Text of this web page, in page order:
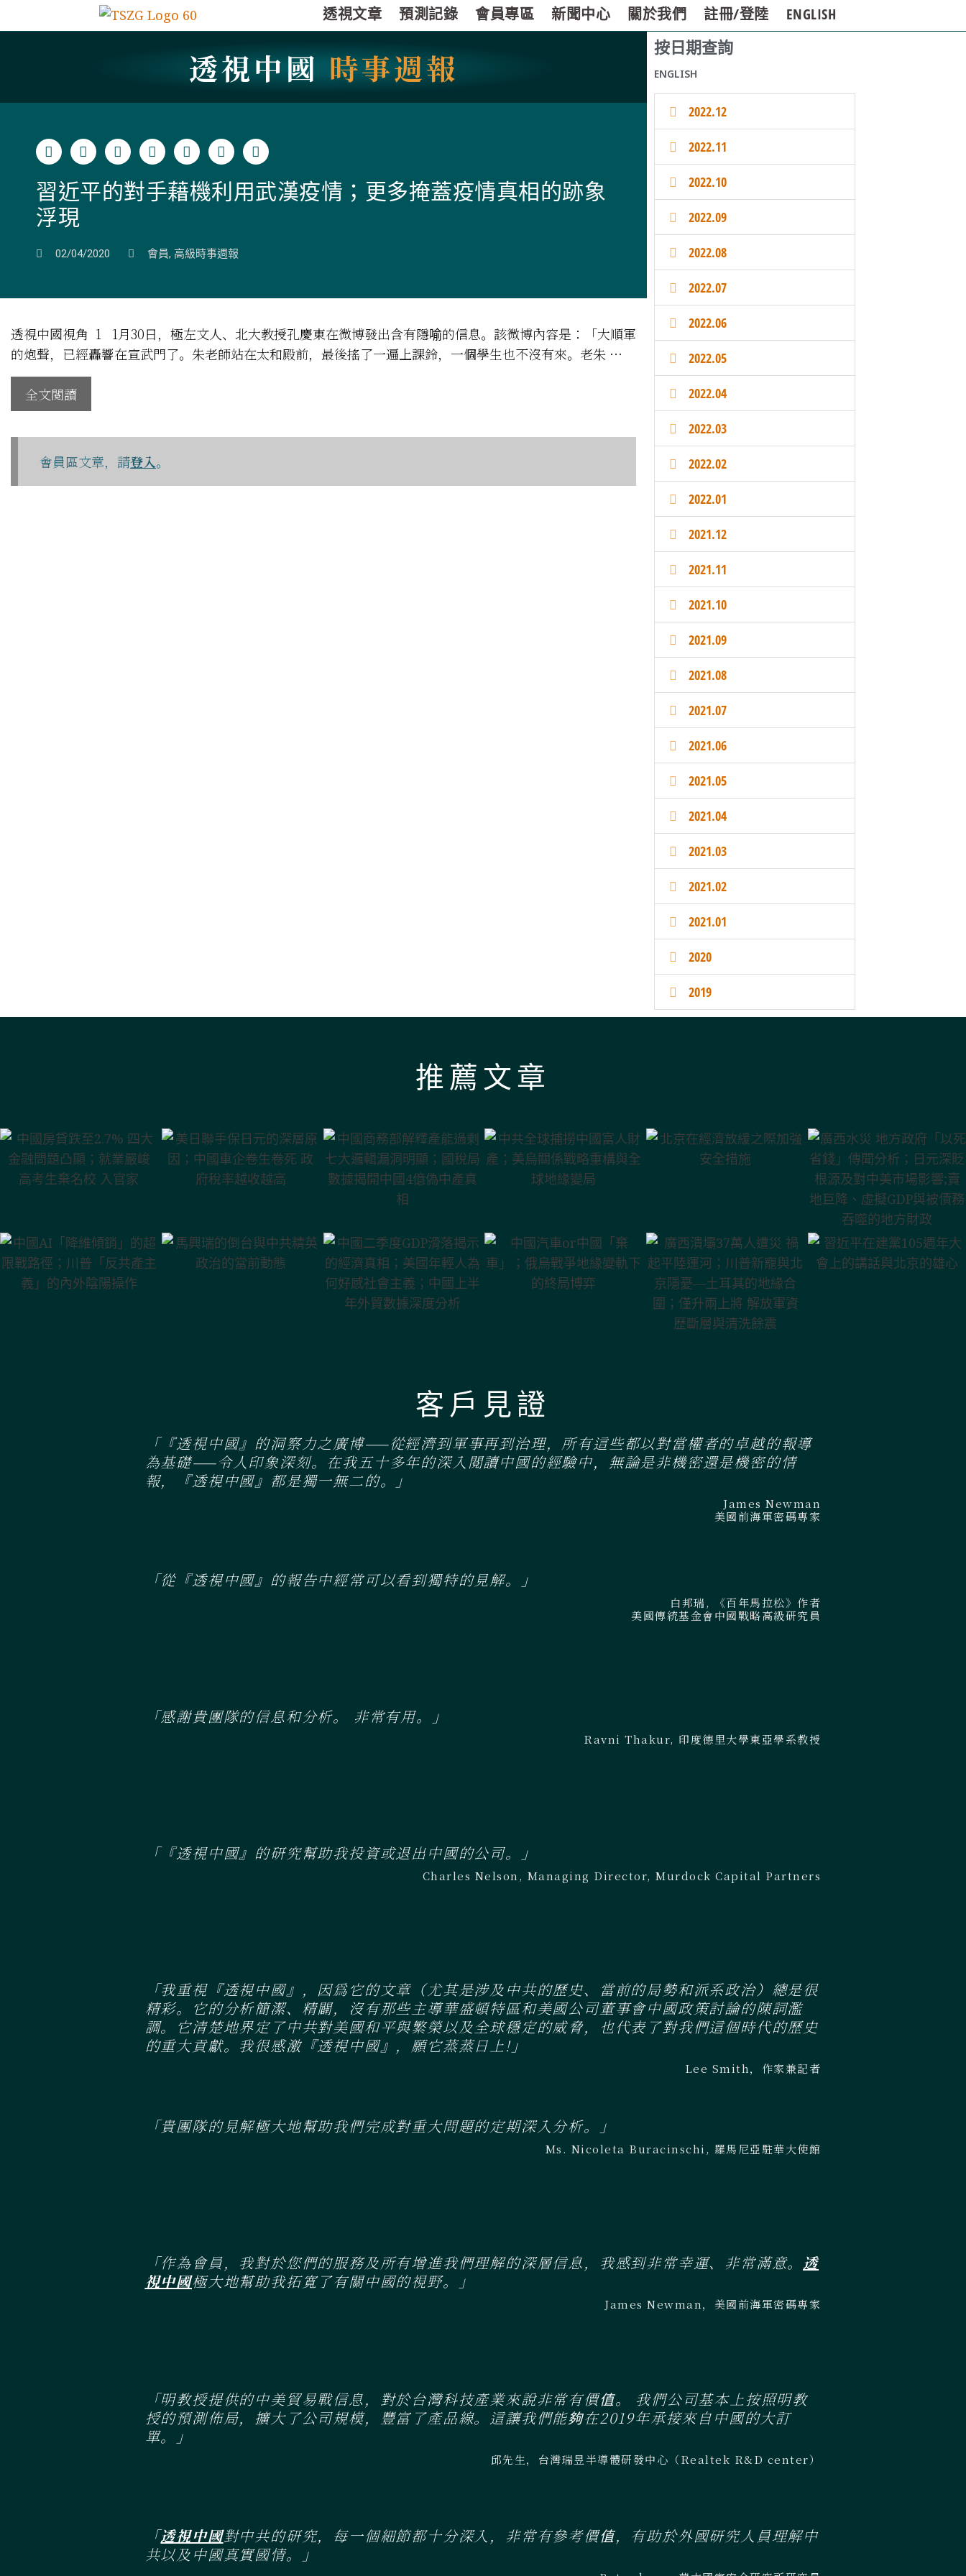
透視文章 預測記錄 會員專區 新聞中心 關於我們 註冊/登陸 ENGLISH
透視中國 時事週報
習近平的對手藉機利用武漢疫情；更多掩蓋疫情真相的跡象
浮現
02/04/2020 會員, 高級時事週報
透視中國視角 1 1月30日，極左文人、北大教授孔慶東在微博發出含有隱喻的信息。該微博內容是：「大順軍
的炮聲，已經轟響在宣武門了。朱老師站在太和殿前，最後搖了一遍上課鈴，一個學生也不沒有來。老朱 …
全文閱讀
會員區文章，請登入。
按日期查詢
ENGLISH
2022.12
2022.11
2022.10
2022.09
2022.08
2022.07
2022.06
2022.05
2022.04
2022.03
2022.02
2022.01
2021.12
2021.11
2021.10
2021.09
2021.08
2021.07
2021.06
2021.05
2021.04
2021.03
2021.02
2021.01
2020
2019
推薦文章
2.7% 四大金融問
題凸顯；就業嚴
峻 高考生棄名校
的深層原因；中
國車企卷生卷死
政府稅率越收越
產能過剩 七大邏
輯漏洞明顯；國
稅局數據揭開中
國富人財產；美
烏關係戰略重構
之際加強安全措
傳聞分析；日元
深貶根源及對中
美市場影響;賣地
巨降、虛擬GDP
與被債務吞噬的
地方財政
銷」的超限戰路
徑；川普「反共
產主義」的內外
中共精英政治的
中國二季度GDP
真相；美國年輕
人為何好感社會
主義；中國上半
「棄車」；俄烏
戰爭地緣變軌下
河；川普新寵與
北京隱憂—土耳
其的地緣合圍；
僅升兩上將 解放
習近平在建黨105
週年大會上的講
客戶見證
「『透視中國』的洞察力之廣博——從經濟到軍事再到治理，所有這些都以對當權者的卓越的報導
為基礎——令人印象深刻。在我五十多年的深入閱讀中國的經驗中，無論是非機密還是機密的情
報，『透視中國』都是獨一無二的。」
James Newman
美國前海軍密碼專家
「從『透視中國』的報告中經常可以看到獨特的見解。」
白邦瑞, 《百年馬拉松》作者
美國傳統基金會中國戰略高級研究員
「感謝貴團隊的信息和分析。 非常有用。」
Ravni Thakur, 印度德里大學東亞學系教授
「『透視中國』的研究幫助我投資或退出中國的公司。」
Charles Nelson, Managing Director, Murdock Capital Partners
「我重視『透視中國』，因爲它的文章（尤其是涉及中共的歷史、當前的局勢和派系政治）總是很
精彩。它的分析簡潔、精闢，沒有那些主導華盛頓特區和美國公司董事會中國政策討論的陳詞濫
調。它清楚地界定了中共對美國和平與繁榮以及全球穩定的威脅，也代表了對我們這個時代的歷史
的重大貢獻。我很感激『透視中國』，願它蒸蒸日上!」
Lee Smith，作家兼記者
「貴團隊的見解極大地幫助我們完成對重大問題的定期深入分析。」
Ms. Nicoleta Buracinschi, 羅馬尼亞駐華大使館
「作為會員，我對於您們的服務及所有增進我們理解的深層信息，我感到非常幸運、非常滿意。 透
視中國極大地幫助我拓寬了有關中國的視野。」
James Newman，美國前海軍密碼專家
「明教授提供的中美貿易戰信息，對於台灣科技產業來說非常有價值。 我們公司基本上按照明教
授的預測佈局，擴大了公司規模，豐富了產品線。這讓我們能夠在2019年承接來自中國的大訂
單。」
邱先生，台灣瑞昱半導體研發中心（Realtek R&D center）
「透視中國對中共的研究，每一個細節都十分深入，非常有參考價值，有助於外國研究人員理解中
共以及中國真實國情。」